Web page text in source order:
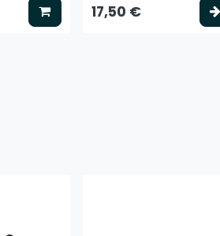
Lisää koriin
17,50 €